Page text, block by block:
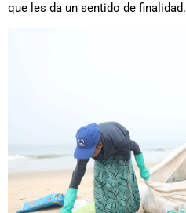
que les da un sentido de finalidad.